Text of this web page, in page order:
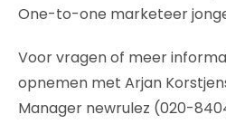
One-to-one marketeer
Voor vragen of meer
opnemen met Arjan
Manager newrulez (020-